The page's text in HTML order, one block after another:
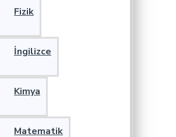
Fizik
İngilizce
Kimya
Matematik